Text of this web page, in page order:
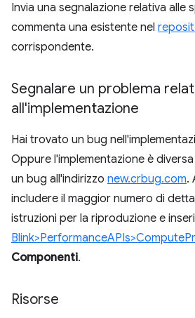
Invia una segnalazione relativa alle
commenta una esistente nel
corrispondente.
Segnalare un problema
all'implementazione
Hai trovato un bug
Oppure l'implementazione è
un bug all'indirizzo new.crbug.com.
includere il maggior numero di
istruzioni per la riproduzione e
Componenti.
Risorse